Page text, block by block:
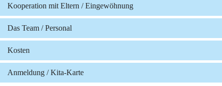
Kooperation mit Eltern / Eingewöhnung
Das Team / Personal
Kosten
Anmeldung / Kita-Karte